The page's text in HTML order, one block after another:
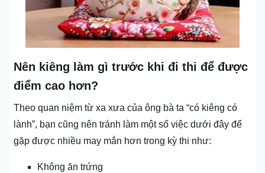
Nên kiêng làm gì trước khi đi thi để được
điểm cao hơn?
Theo quan niệm từ xa xưa của ông bà ta “có kiêng có
lành”, bạn cũng nên tránh làm một số việc dưới đây để
gặp được nhiều may mắn hơn trong kỳ thi như:
Không ăn trứng